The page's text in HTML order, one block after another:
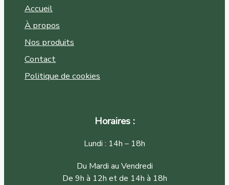
Accueil
À propos
Nos produits
Contact
Politique de cookies
Horaires :
Lundi : 14h – 18h
Du Mardi au Vendredi
De 9h à 12h et de 14h à 18h